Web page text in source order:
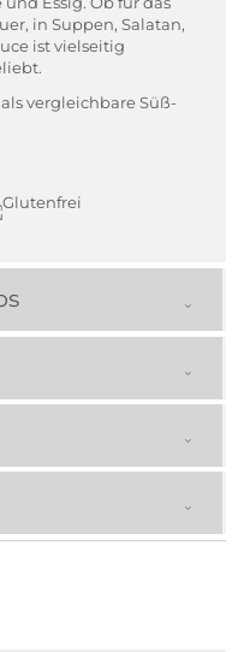
in Suppen, Salatan,
ist vielseitig
vergleichbare Süß-